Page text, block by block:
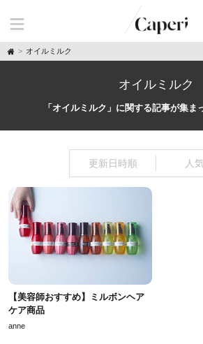
H
o
オイルミルク
オイルミルク
「オイルミルク」に関する記事が集ま
更新日時順 人
【美容師おすすめ】ミルボンヘア
ケア商品
anne